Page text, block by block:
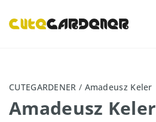
CUTEGARDENER / Amadeusz Keler
Amadeusz Keler